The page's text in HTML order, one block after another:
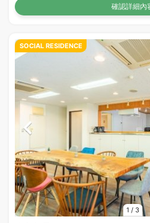
確認詳細內
1 / 3
SOCIAL RESIDENCE